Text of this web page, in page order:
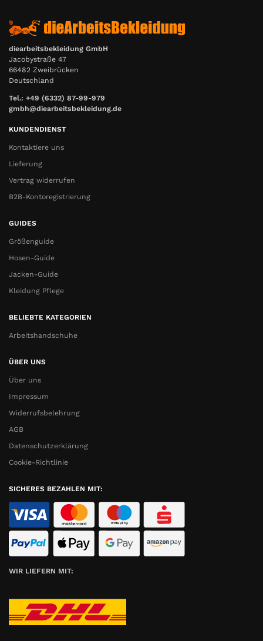
diearbeitsbekleidung GmbH
Jacobystraße 47
66482 Zweibrücken
Deutschland
Tel.: +49 (6332) 87-99-979
gmbh@diearbeitsbekleidung.de
KUNDENDIENST
Kontaktiere uns
Lieferung
Vertrag widerrufen
B2B-Kontoregistrierung
GUIDES
Größenguide
Hosen-Guide
Jacken-Guide
Kleidung Pflege
BELIEBTE KATEGORIEN
Arbeitshandschuhe
ÜBER UNS
Über uns
Impressum
Widerrufsbelehrung
AGB
Datenschutzerklärung
Cookie-Richtlinie
SICHERES BEZAHLEN MIT:
WIR LIEFERN MIT: